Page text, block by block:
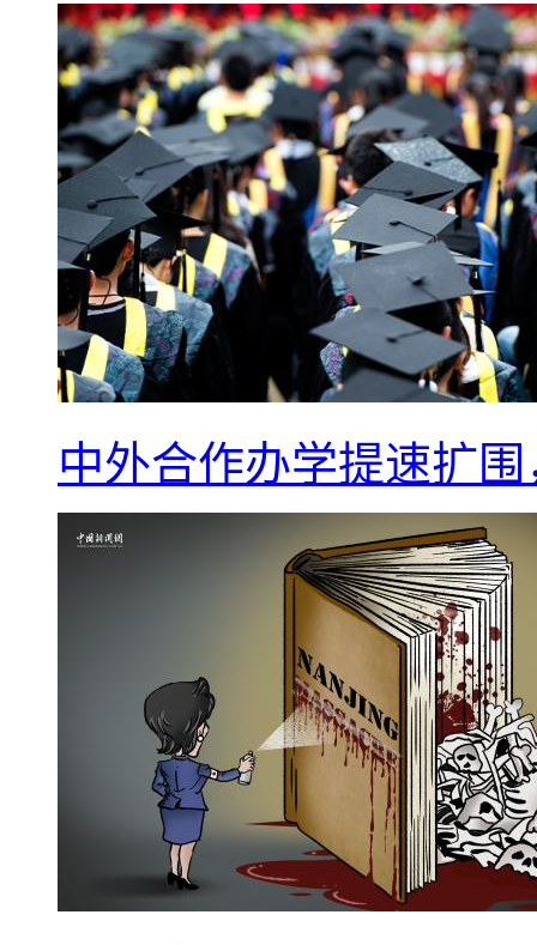
中外合作办学提速扩